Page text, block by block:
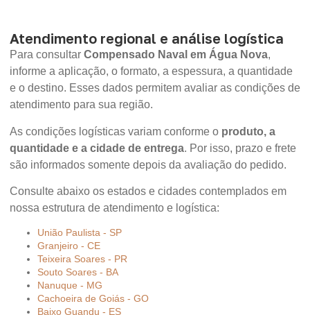
Atendimento regional e análise logística
Para consultar Compensado Naval em Água Nova,
informe a aplicação, o formato, a espessura, a quantidade
e o destino. Esses dados permitem avaliar as condições de
atendimento para sua região.
As condições logísticas variam conforme o produto, a
quantidade e a cidade de entrega. Por isso, prazo e frete
são informados somente depois da avaliação do pedido.
Consulte abaixo os estados e cidades contemplados em
nossa estrutura de atendimento e logística:
União Paulista - SP
Granjeiro - CE
Teixeira Soares - PR
Souto Soares - BA
Nanuque - MG
Cachoeira de Goiás - GO
Baixo Guandu - ES